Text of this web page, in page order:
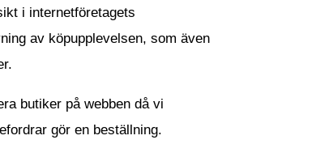
i internetföretagets
av köpupplevelsen, som även
butiker på webben då vi
gör en beställning.